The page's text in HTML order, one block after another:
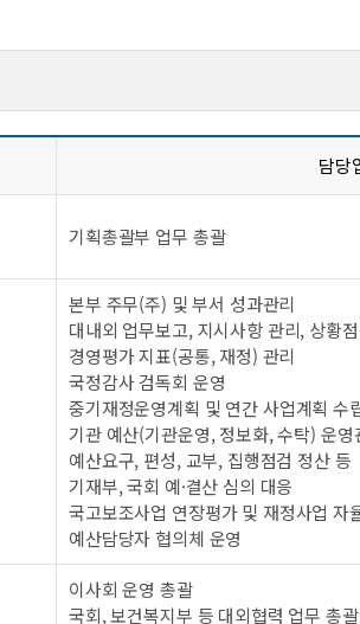
담당
기획총괄부 업무 총괄
본부 주무(주) 및 부서 성과관리
대내외 업무보고, 지시사항 관리, 상황
경영평가 지표(공통, 재정) 관리
국정감사 검독회 운영
중기재정운영계획 및 연간 사업계획 수
기관 예산(기관운영, 정보화, 수탁) 운영
예산요구, 편성, 교부, 집행점검 정산 등
기재부, 국회 예·결산 심의 대응
국고보조사업 연장평가 및 재정사업 자
예산담당자 협의체 운영
이사회 운영 총괄
국회, 보건복지부 등 대외협력 업무 총괄